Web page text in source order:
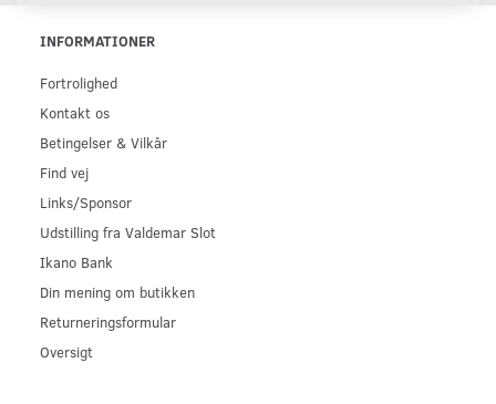
INFORMATIONER
Fortrolighed
Kontakt os
Betingelser & Vilkår
Find vej
Links/Sponsor
Udstilling fra Valdemar Slot
Ikano Bank
Din mening om butikken
Returneringsformular
Oversigt